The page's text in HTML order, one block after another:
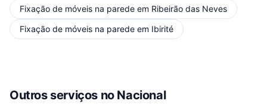
Fixação de móveis na parede em Ribeirão das Neves
Fixação de móveis na parede em Ibirité
Outros serviços no Nacional